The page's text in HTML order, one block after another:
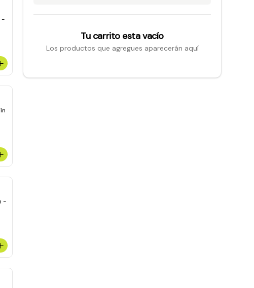
-
-
Tu carrito esta vacío
Los productos que agregues aparecerán aquí